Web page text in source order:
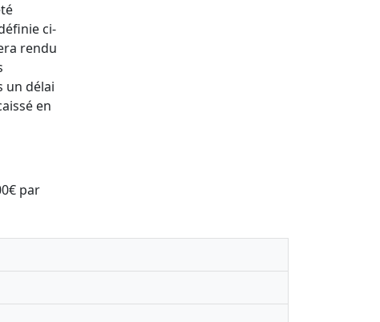
ci-
rendu
un délai
en
par